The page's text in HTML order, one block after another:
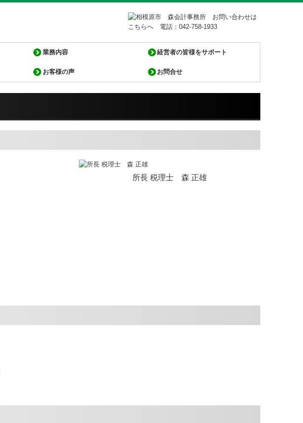
業務内容
業務内容
FX4クラウド
病医院の新規開業・経営改善
病院・診療所の皆様へ
社会福祉法人の皆様へ
社会福祉法人会計Q&A
補助金・助成金・融資情報
関与先向け融資商品ご紹介
経営革新等支援機関とは
経営者の皆様をサポート
経営者オススメ情報
経営者お役立ち情報
Q&A経営相談
社長メニューASP版
TKCシステムQ&A
経営改善オンデマンド講座
円滑な事業承継を支援
お客様の声 お問合せ
所長 税理士 森 正雄